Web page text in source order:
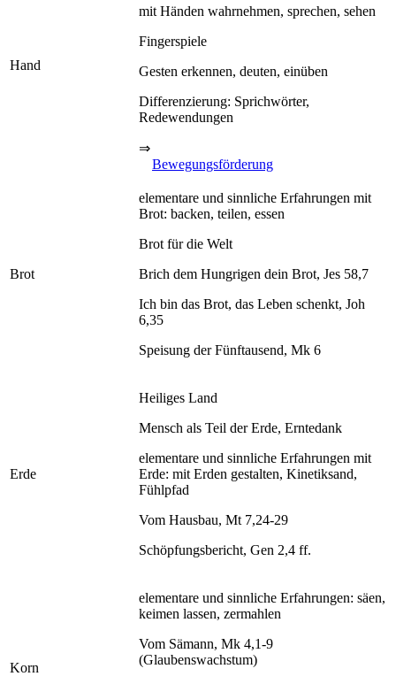
Hand
mit Händen wahrnehmen, sprechen, sehen
Fingerspiele
Gesten erkennen, deuten, einüben
Differenzierung: Sprichwörter,
Redewendungen
⇒
Bewegungsförderung
Brot
elementare und sinnliche Erfahrungen mit
Brot: backen, teilen, essen
Brot für die Welt
Brich dem Hungrigen dein Brot, Jes 58,7
Ich bin das Brot, das Leben schenkt, Joh
6,35
Speisung der Fünftausend, Mk 6
Erde
Heiliges Land
Mensch als Teil der Erde, Erntedank
elementare und sinnliche Erfahrungen mit
Erde: mit Erden gestalten, Kinetiksand,
Fühlpfad
Vom Hausbau, Mt 7,24-29
Schöpfungsbericht, Gen 2,4 ff.
Korn
elementare und sinnliche Erfahrungen: säen,
keimen lassen, zermahlen
Vom Sämann, Mk 4,1-9
(Glaubenswachstum)